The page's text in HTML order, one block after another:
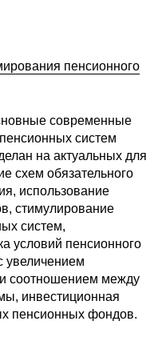
пенсионного
современные
систем
на актуальных для
схем обязательного
использование
стимулирование
систем,
условий пенсионного
увеличением
соотношением между
инвестиционная
пенсионных фондов.